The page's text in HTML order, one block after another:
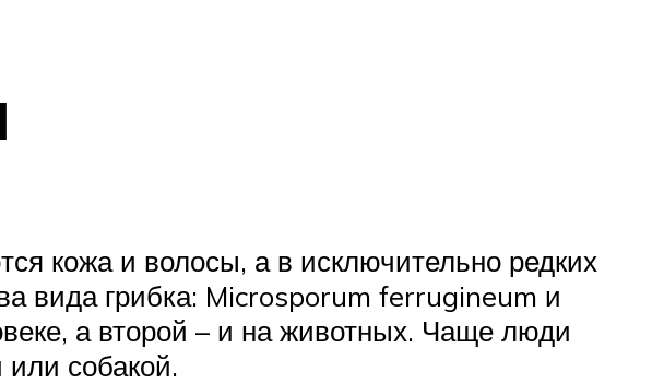
кожа и волосы, а в исключительно редких
вида грибка: Microsporum ferrugineum и
а второй – и на животных. Чаще люди
собакой.